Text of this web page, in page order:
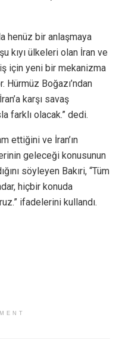
henüz bir anlaşmaya
kıyı ülkeleri olan İran ve
için yeni bir mekanizma
Boğazı’ndan
karşı savaş
farklı olacak.” dedi.
ettiğini ve İran’ın
geleceği konusunun
söyleyen Bakıri, “Tüm
hiçbir konuda
ifadelerini kullandı.